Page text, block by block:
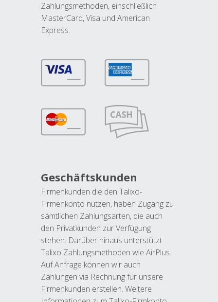
Zahlungsmethoden, einschließlich
MasterCard, Visa und American
Express.
Geschäftskunden
Firmenkunden die den Talixo-
Firmenkonto nutzen, haben Zugang zu
sämtlichen Zahlungsarten, die auch
den Privatkunden zur Verfügung
stehen. Darüber hinaus unterstützt
Talixo Zahlungsmethoden wie AirPlus.
Auf Anfrage können wir auch
Zahlungen via Rechnung für unsere
Firmenkunden erstellen. Weitere